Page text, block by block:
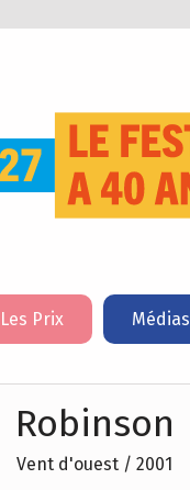
Les Prix Médias
Robinson
Vent d'ouest / 2001